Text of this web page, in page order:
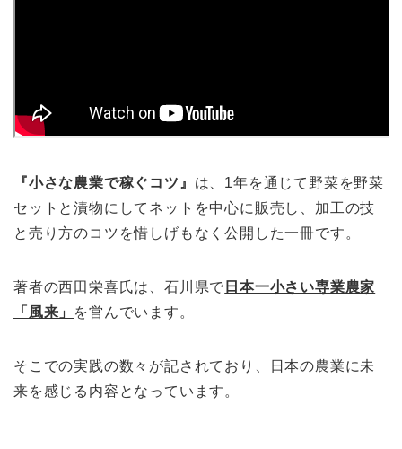
『小さな農業で稼ぐコツ』 は、1年を通じて野菜を野菜
セットと漬物にしてネットを中心に販売し、加工の技
と売り方のコツを惜しげもなく公開した一冊です。
著者の西田栄喜氏は、石川県で 日本一小さい専業農家
「風来」
を営んでいます。
そこでの実践の数々が記されており、日本の農業に未
来を感じる内容となっています。